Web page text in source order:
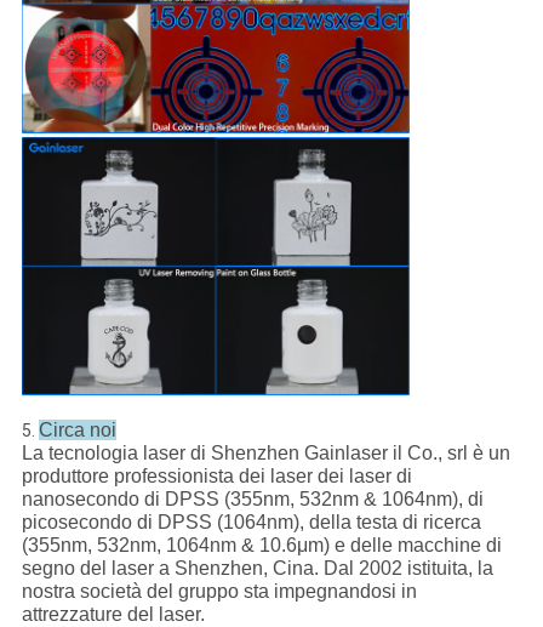
5. Circa noi
La tecnologia laser di Shenzhen Gainlaser il Co., srl è un
produttore professionista dei laser dei laser di
nanosecondo di DPSS (355nm, 532nm & 1064nm), di
picosecondo di DPSS (1064nm), della testa di ricerca
(355nm, 532nm, 1064nm & 10.6μm) e delle macchine di
segno del laser a Shenzhen, Cina. Dal 2002 istituita, la
nostra società del gruppo sta impegnandosi in
attrezzature del laser.